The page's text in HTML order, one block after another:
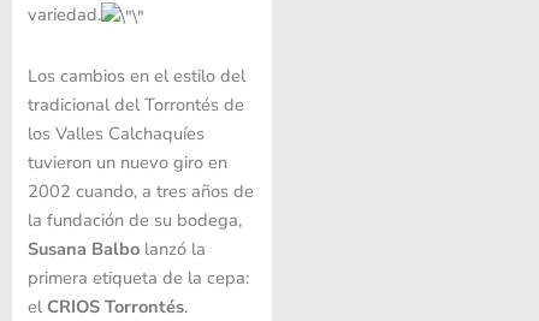
variedad.
Los cambios en el estilo del
tradicional del Torrontés de
los Valles Calchaquíes
tuvieron un nuevo giro en
2002 cuando, a tres años de
la fundación de su bodega,
Susana Balbolanzó la
primera etiqueta de la cepa:
el CRIOS Torrontés.